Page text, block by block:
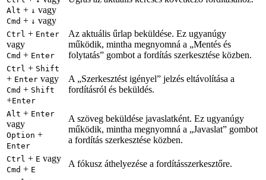
Alt + ↓ vagy
Cmd + ↓ vagy
Ctrl + Enter
vagy
Cmd + Enter
Az aktuális űrlap beküldése. Ez ugyanúgy
működik, mintha megnyomná a „Mentés és
folytatás” gombot a fordítás szerkesztése közben.
Ctrl + Shift
+ Enter vagy
Cmd + Shift
+Enter
A „Szerkesztést igényel” jelzés eltávolítása a
fordításról és beküldés.
Alt + Enter
vagy
Option +
Enter
A szöveg beküldése javaslatként. Ez ugyanúgy
működik, mintha megnyomná a „Javaslat” gombot
a fordítás szerkesztése közben.
Ctrl + E vagy
Cmd + E
A fókusz áthelyezése a fordításszerkesztőre.